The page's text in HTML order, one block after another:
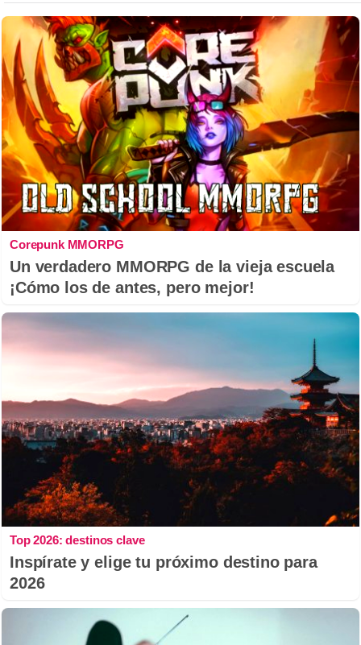
Corepunk MMORPG
Un verdadero MMORPG de la vieja escuela
¡Cómo los de antes, pero mejor!
Top 2026: destinos clave
Inspírate y elige tu próximo destino para
2026